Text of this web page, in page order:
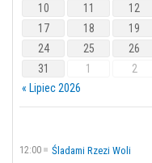
10
11 12
17
18 19
24
25 26
31
1 2
« Lipiec 2026
12:00 Śladami Rzezi Woli